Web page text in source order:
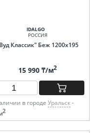
IDALGO
РОССИЯ
Классик" Беж 1200х195
15 990 ₸/м2
в городе Уральск-
2